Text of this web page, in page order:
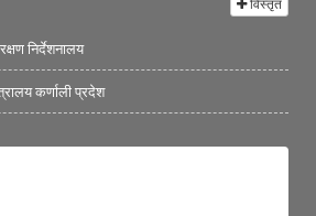
विस्तृत
निर्देशनालय
कर्णाली प्रदेश